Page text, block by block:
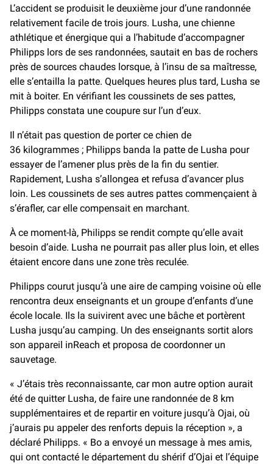
L’accident se produisit le deuxième jour d’une randonnée
relativement facile de trois jours. Lusha, une chienne
athlétique et énergique qui a l’habitude d’accompagner
Philipps lors de ses randonnées, sautait en bas de rochers
près de sources chaudes lorsque, à l’insu de sa maîtresse,
elle s’entailla la patte. Quelques heures plus tard, Lusha se
mit à boiter. En vérifiant les coussinets de ses pattes,
Philipps constata une coupure sur l’un d’eux.
Il n’était pas question de porter ce chien de
36 kilogrammes ; Philipps banda la patte de Lusha pour
essayer de l’amener plus près de la fin du sentier.
Rapidement, Lusha s’allongea et refusa d’avancer plus
loin. Les coussinets de ses autres pattes commençaient à
s’érafler, car elle compensait en marchant.
À ce moment-là, Philipps se rendit compte qu’elle avait
besoin d’aide. Lusha ne pourrait pas aller plus loin, et elles
étaient encore dans une zone très reculée.
Philipps courut jusqu’à une aire de camping voisine où elle
rencontra deux enseignants et un groupe d’enfants d’une
école locale. Ils la suivirent avec une bâche et portèrent
Lusha jusqu’au camping. Un des enseignants sortit alors
son appareil inReach et proposa de coordonner un
sauvetage.
« J’étais très reconnaissante, car mon autre option aurait
été de quitter Lusha, de faire une randonnée de 8 km
supplémentaires et de repartir en voiture jusqu’à Ojai, où
j’aurais pu appeler des renforts depuis la réception », a
déclaré Philipps. « Bo a envoyé un message à mes amis,
qui ont contacté le département du shérif d’Ojai et l’équipe